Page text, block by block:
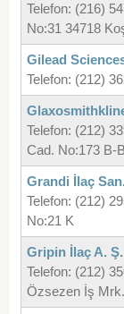
Telefon: (216)
No:31 34718
Gilead
Telefon: (212)
Telefon: (212)
Cad. No:173 B-
Grandi İlaç
Telefon: (212)
No:21 K
Gripin İlaç A. Ş.
Telefon: (212)
Özsezen İş